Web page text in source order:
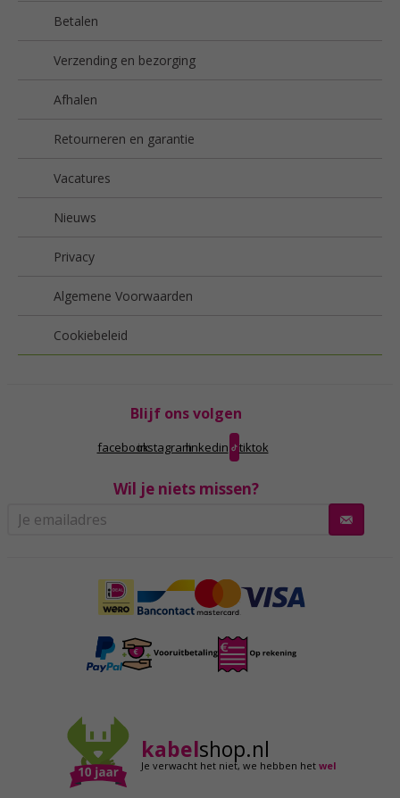
Betalen
Verzending en bezorging
Afhalen
Retourneren en garantie
Vacatures
Nieuws
Privacy
Algemene Voorwaarden
Cookiebeleid
Blijf ons volgen
facebookinstagramlinkedin tiktok
Wil je niets missen?
kabelshop.nl
Je verwacht het niet,we hebben hetwel